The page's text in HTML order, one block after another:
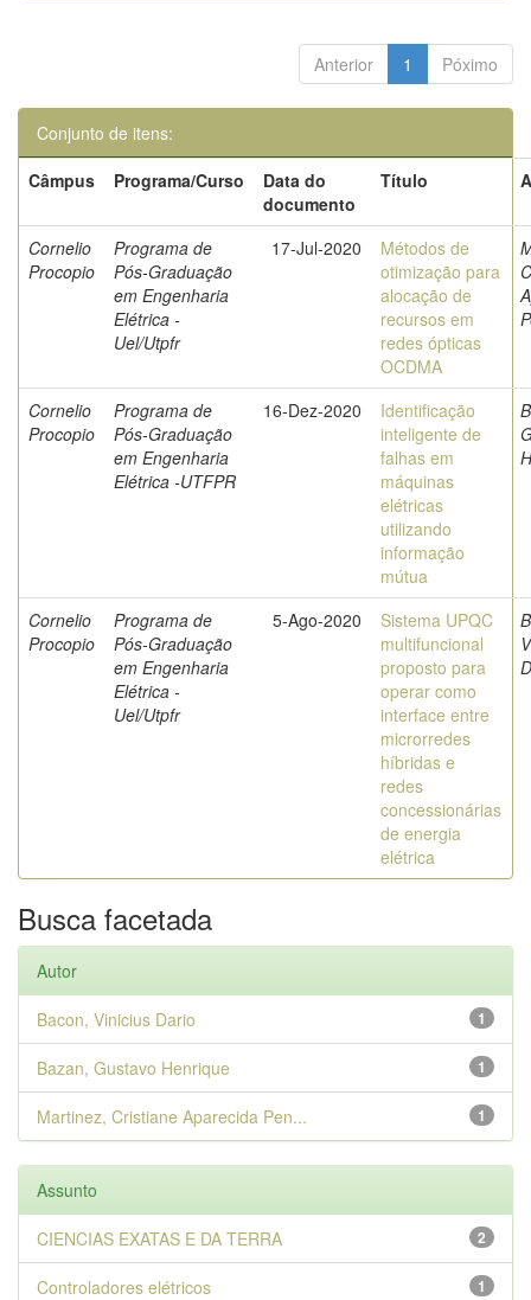
Anterior 1 Póximo
Conjunto de itens:
Câmpus
Programa/Curso
Data do
documento
Título
Cornelio
Procopio
Programa de
Pós-Graduação
em Engenharia
Elétrica -
Uel/Utpfr
17-Jul-2020
Métodos de
otimização para
alocação de
recursos em
redes ópticas
OCDMA
Cornelio
Procopio
Programa de
Pós-Graduação
em Engenharia
Elétrica -UTFPR
16-Dez-2020
Identificação
inteligente de
falhas em
máquinas
elétricas
utilizando
informação
mútua
Cornelio
Procopio
Programa de
Pós-Graduação
em Engenharia
Elétrica -
Uel/Utpfr
5-Ago-2020
Sistema UPQC
multifuncional
proposto para
operar como
interface entre
microrredes
híbridas e
redes
concessionárias
de energia
elétrica
Busca facetada
Autor
1
Bacon, Vinicius Dario
1
Bazan, Gustavo Henrique
1
Martinez, Cristiane Aparecida Pen...
Assunto
2
CIENCIAS EXATAS E DA TERRA
1
Controladores elétricos